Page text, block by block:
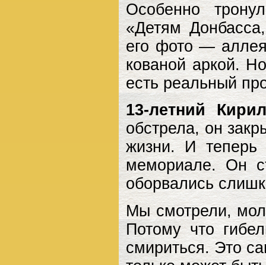
Особенно
«Детям
его фото —
кованой аркой.
есть реальный
13-летний
обстрела, он
жизни. И
мемориале. Он
оборвались
Мы смотрели,
Потому что
смириться. Это